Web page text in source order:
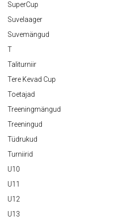
SuperCup
Suvelaager
Suvemängud
T
Taliturniir
Tere Kevad Cup
Toetajad
Treeningmängud
Treeningud
Tüdrukud
Turniirid
U10
U11
U12
U13